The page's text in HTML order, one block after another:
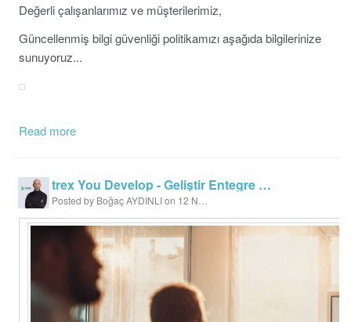
Değerli çalışanlarımız ve müşterilerimiz,
Güncellenmiş bilgi güvenliği politikamızı aşağıda bilgilerinize
sunuyoruz...
Read more
trex You Develop - Geliştir Entegre Et Fark Yarat